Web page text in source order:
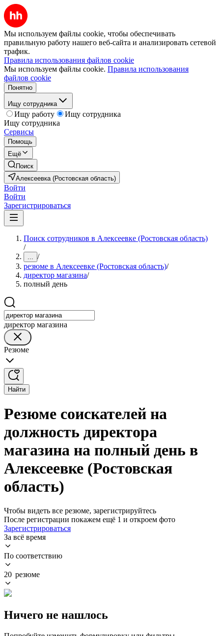
Мы используем файлы cookie, чтобы обеспечивать
правильную работу нашего веб-сайта и анализировать сетевой
трафик.
Правила использования файлов cookie
Мы используем файлы cookie. Правила использования
файлов cookie
Понятно
Ищу сотрудника
Ищу работу
Ищу сотрудника
Ищу сотрудника
Сервисы
Помощь
Ещё
Поиск
Алексеевка (Ростовская область)
Войти
Войти
Зарегистрироваться
Поиск сотрудников в Алексеевке (Ростовская область)
/
... /
резюме в Алексеевке (Ростовская область)/
директор магазина/
полный день
директор магазина
Резюме
Найти
Резюме соискателей на
должность директора
магазина на полный день в
Алексеевке (Ростовская
область)
Чтобы видеть все резюме, зарегистрируйтесь
После регистрации покажем ещё 1 и откроем фото
Зарегистрироваться
За всё время
По соответствию
20 резюме
Ничего не нашлось